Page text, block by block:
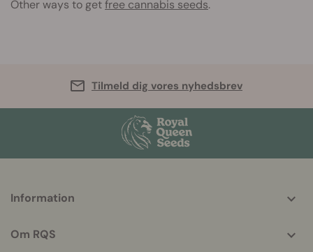
Other ways to getfree cannabis seeds.
Tilmeld dig vores nyhedsbrev
helpful
Information
Om RQS